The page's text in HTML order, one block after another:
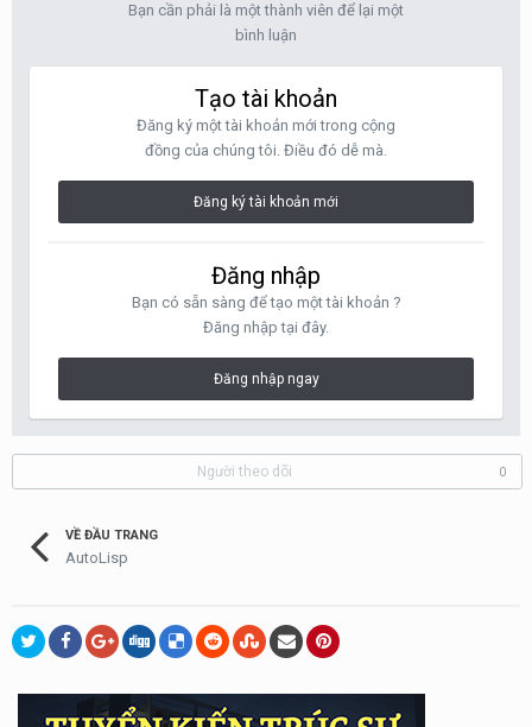
Bạn cần phải là một thành viên để lại một
bình luận
Tạo tài khoản
Đăng ký một tài khoản mới trong cộng
đồng của chúng tôi. Điều đó dễ mà.
Đăng ký tài khoản mới
Đăng nhập
Bạn có sẵn sàng để tạo một tài khoản ?
Đăng nhập tại đây.
Đăng nhập ngay
Người theo dõi 0
VỀ ĐẦU TRANG
AutoLisp